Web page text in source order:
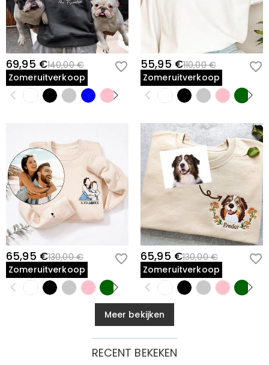
69,95 €140,00 €
Zomeruitverkoop
55,95 €110,00 €
Zomeruitverkoop
65,95 €130,00 €
Zomeruitverkoop
65,95 €130,00 €
Zomeruitverkoop
Meer bekijken
RECENT BEKEKEN